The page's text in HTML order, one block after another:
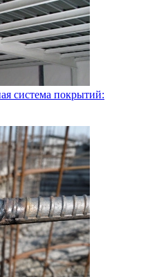
система покрытий: